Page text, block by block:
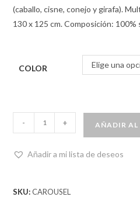
(caballo, cisne, conejo y girafa).
130 x 125 cm. Composición: 100%
COLOR Elige una
- + AÑADIR
Añadir a mi lista de deseos
SKU:CAROUSEL